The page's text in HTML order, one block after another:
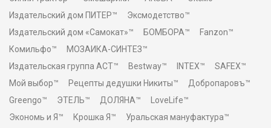
Издательский дом ПИТЕР™
Эксмодетство™
Издательский дом «Самокат»™
БОМБОРА™
Fanzon™
Комильфо™
МОЗАИКА-СИНТЕЗ™
Издательская группа АСТ™
Bestway™ INTEX™
SAFEX™
Мой выбор™
Рецепты дедушки Никиты™
Добропаровъ™
Greengo™
ЭТЕЛЬ™ ДОЛЯНА™
LoveLife™
Экономь и Я™
Крошка Я™
Уральская мануфактура™